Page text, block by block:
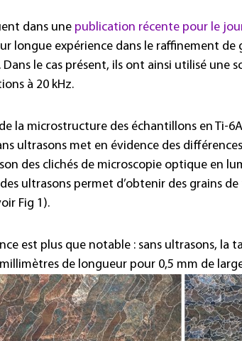
dans une publication récente pour le
longue expérience dans le raffinement de
. Dans le cas présent, ils ont ainsi utilisé une
à 20 kHz.
de la microstructure des échantillons en Ti-
ultrasons met en évidence des
des clichés de microscopie optique en
ultrasons permet d’obtenir des grains
Fig 1).
est plus que notable : sans ultrasons, la
de longueur pour 0,5 mm de